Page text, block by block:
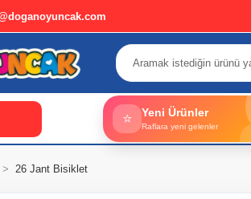
⭐ Yeni Ürünler
Raflara yeni gelenler
26 Jant Bisiklet